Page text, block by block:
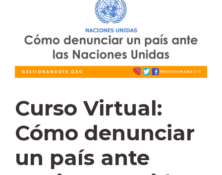
Curso Virtual:
Cómo denunciar
un país ante